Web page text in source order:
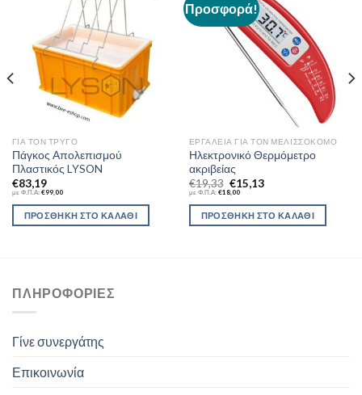
ΓΙΑ ΤΟΝ ΤΡΎΓΟ
Πάγκος Απολεπισμού
Πλαστικός LYSON
€83,19
με Φ.Π.Α: €99,00
ΠΡΟΣΘΉΚΗ ΣΤΟ ΚΑΛΆΘΙ
Προσφορά!
ΕΡΓΑΛΕΊΑ ΓΙΑ ΤΟΝ ΜΕΛΙΣΣΟΚΌΜΟ
Ηλεκτρονικό Θερμόμετρο
ακριβείας
€19,33 €15,13
με Φ.Π.Α: €18,00
ΠΡΟΣΘΉΚΗ ΣΤΟ ΚΑΛΆΘΙ
ΠΛΗΡΟΦΟΡΊΕΣ
Γίνε συνεργάτης
Επικοινωνία